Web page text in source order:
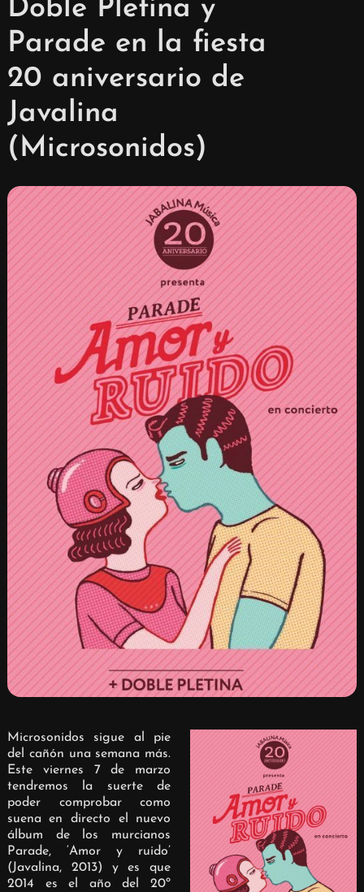
Doble Pletina y
Parade en la fiesta
20 aniversario de
Javalina
(Microsonidos)
Microsonidos sigue al pie
del cañón una semana más.
Este viernes 7 de marzo
tendremos la suerte de
poder comprobar como
suena en directo el nuevo
álbum de los murcianos
Parade, ‘Amor y ruido’
(Javalina, 2013) y es que
2014 es el año del 20º